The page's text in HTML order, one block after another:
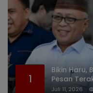
1
Bikin Haru,
Pesan
Sebelum
Juli 11, 2026